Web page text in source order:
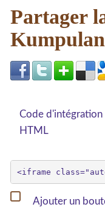
Partager
Code d'intégration
HTML
Ajouter un